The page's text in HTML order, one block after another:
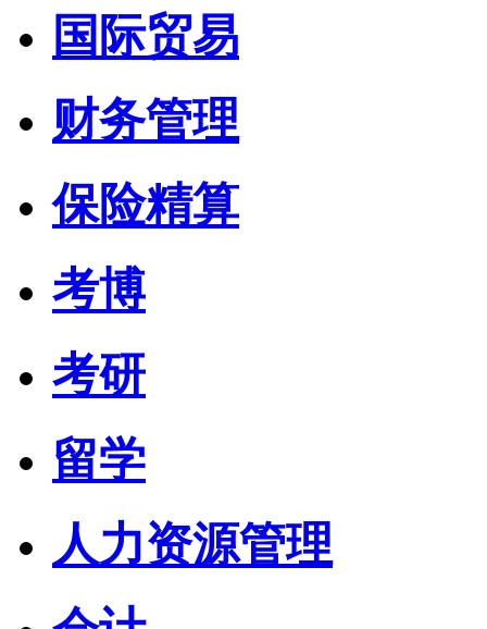
国际贸易
财务管理
保险精算
考博
考研
留学
人力资源管理